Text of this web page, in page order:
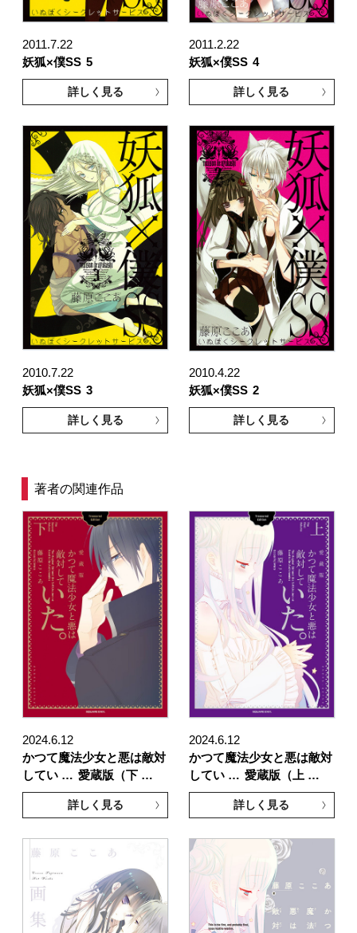
2011.7.22
妖狐×僕SS 5
詳しく見る
2011.2.22
妖狐×僕SS 4
詳しく見る
2010.7.22
妖狐×僕SS 3
詳しく見る
2010.4.22
妖狐×僕SS 2
詳しく見る
著者の関連作品
2024.6.12
かつて魔法少女と悪は敵対
してい … 愛蔵版（下 …
詳しく見る
2024.6.12
かつて魔法少女と悪は敵対
してい … 愛蔵版（上 …
詳しく見る